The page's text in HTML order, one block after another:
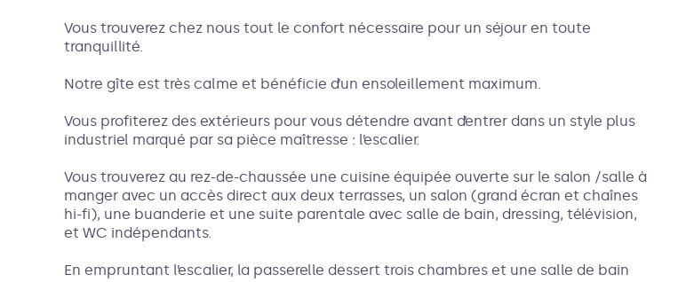
Vous trouverez chez nous tout le confort nécessaire pour un séjour en toute
tranquillité.
Notre gîte est très calme et bénéficie d’un ensoleillement maximum.
Vous profiterez des extérieurs pour vous détendre avant d’entrer dans un style plus
industriel marqué par sa pièce maîtresse : l’escalier.
Vous trouverez au rez-de-chaussée une cuisine équipée ouverte sur le salon /salle à
manger avec un accès direct aux deux terrasses, un salon (grand écran et chaînes
hi-fi), une buanderie et une suite parentale avec salle de bain, dressing, télévision,
et WC indépendants.
En empruntant l’escalier, la passerelle dessert trois chambres et une salle de bain